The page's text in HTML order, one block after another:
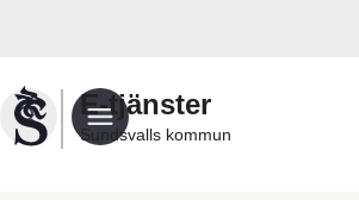
Sundsvalls
kommuns
e-
E-tjänster
Sundsvalls kommun